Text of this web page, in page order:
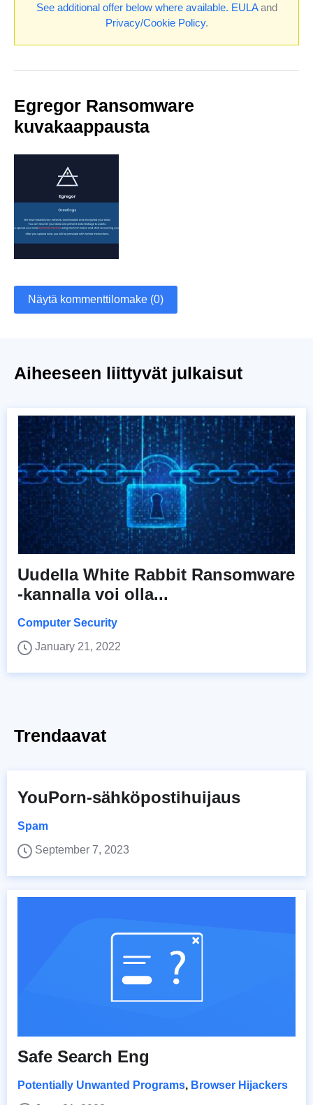
See additional offer below where available. EULAand
Privacy/Cookie Policy.
Egregor Ransomware
kuvakaappausta
Näytä kommenttilomake (0)
Aiheeseen liittyvät julkaisut
Uudella White Rabbit Ransomware
-kannalla voi olla...
Computer Security
January 21, 2022
Trendaavat
YouPorn-sähköpostihuijaus
Spam
September 7, 2023
Safe Search Eng
Potentially Unwanted Programs, Browser Hijackers